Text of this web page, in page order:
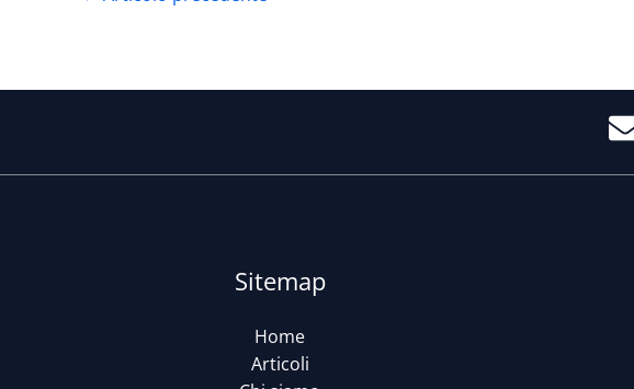
Sitemap
Home
Articoli